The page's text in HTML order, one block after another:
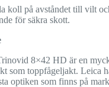
koll på avståndet till vilt
för säkra skott.
8×42 HD är en
som toppfågeljakt. Leica
optiken som finns på